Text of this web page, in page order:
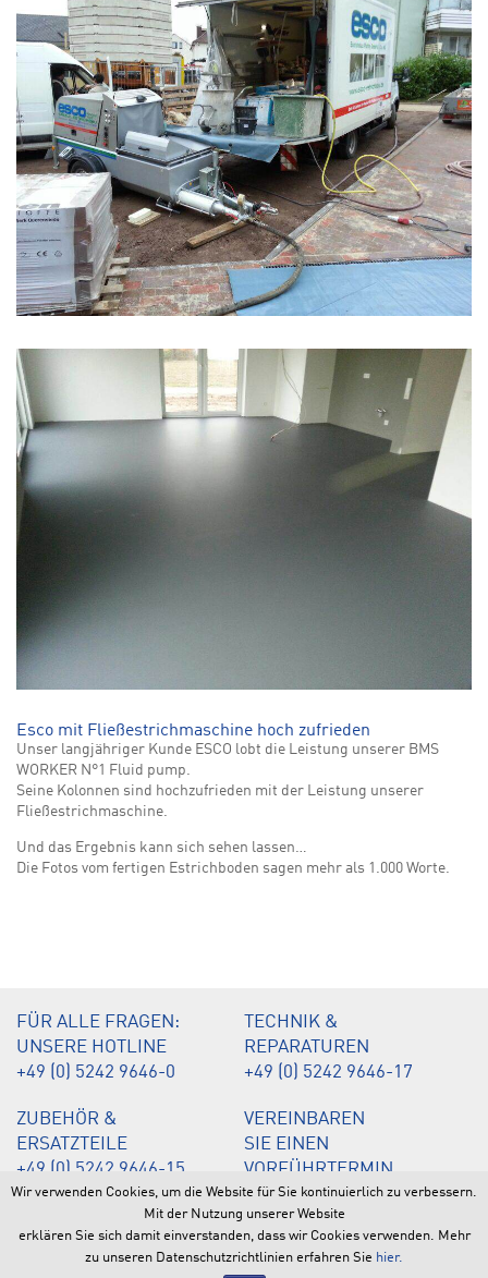
Esco mit Fließestrichmaschine hoch zufrieden
Unser langjähriger Kunde ESCO lobt die Leistung unserer BMS
WORKER N°1 Fluid pump.
Seine Kolonnen sind hochzufrieden mit der Leistung unserer
Fließestrichmaschine.
Und das Ergebnis kann sich sehen lassen…
Die Fotos vom fertigen Estrichboden sagen mehr als 1.000 Worte.
FÜR ALLE FRAGEN:
UNSERE HOTLINE
+49 (0) 5242 9646-0
TECHNIK &
REPARATUREN
+49 (0) 5242 9646-17
ZUBEHÖR &
ERSATZTEILE
+49 (0) 5242 9646-15
+49 (0) 5242 9646-20
VEREINBAREN
SIE EINEN
VORFÜHRTERMIN
+49 (0) 5242 9646-12
© 2026 by BMS Bau-Maschinen-Service AG | Daimlerstraße 10 |
Wir verwenden Cookies, um die Website für Sie kontinuierlich zu verbessern.
Mit der Nutzung unserer Website
erklären Sie sich damit einverstanden, dass wir Cookies verwenden. Mehr
zu unseren Datenschutzrichtlinien erfahren Sie hier.